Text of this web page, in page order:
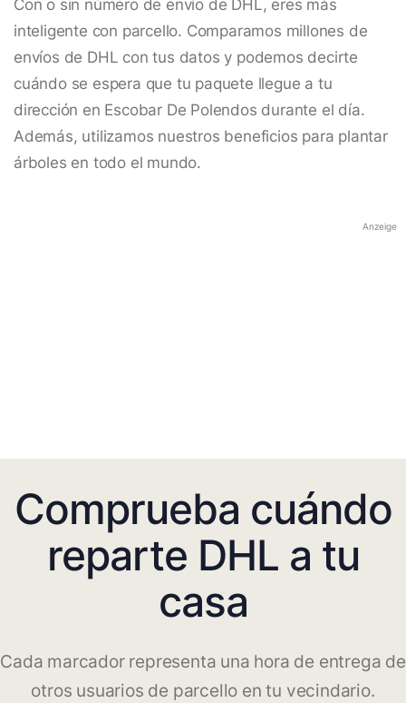
Con o sin número de envío de DHL, eres más
inteligente con parcello. Comparamos millones de
envíos de DHL con tus datos y podemos decirte
cuándo se espera que tu paquete llegue a tu
dirección en Escobar De Polendos durante el día.
Además, utilizamos nuestros beneficios para plantar
árboles en todo el mundo.
Anzeige
Comprueba cuándo
reparte DHL a tu
casa
Cada marcador representa una hora de entrega de
otros usuarios de parcello en tu vecindario.